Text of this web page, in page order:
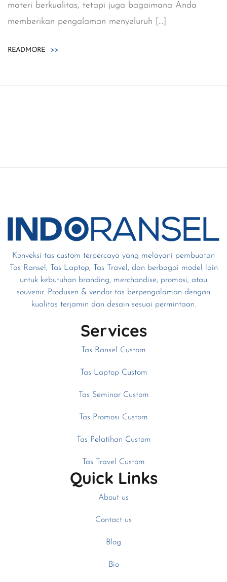
materi berkualitas, tetapi juga bagaimana Anda
memberikan pengalaman menyeluruh […]
READMORE >>
Konveksi tas custom terpercaya yang melayani pembuatan
Tas Ransel, Tas Laptop, Tas Travel, dan berbagai model lain
untuk kebutuhan branding, merchandise, promosi, atau
souvenir. Produsen & vendor tas berpengalaman dengan
kualitas terjamin dan desain sesuai permintaan.
Services
Tas Ransel Custom
Tas Laptop Custom
Tas Seminar Custom
Tas Promosi Custom
Tas Pelatihan Custom
Tas Travel Custom
Quick Links
About us
Contact us
Blog
Bio